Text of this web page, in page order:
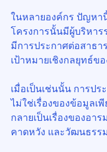
ในหลายองค์กร ปัญหา
โครงการนั้นมีผู้บริหา
มีการประกาศต่อสาธ
เป้าหมายเชิงกลยุทธ์ข
เมื่อเป็นเช่นนั้น การปร
ไม่ใช่เรื่องของข้อมูลเพี
กลายเป็นเรื่องของอา
คาดหวัง และวัฒนธรร